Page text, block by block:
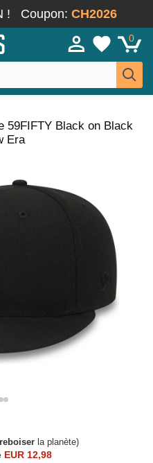
! Coupon: CH2026
0
59FIFTY Black on Black
Era
reboiser la planète)
EUR 12,98